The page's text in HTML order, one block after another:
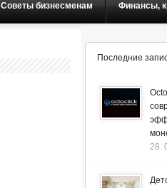
Советы бизнесменам Финансы,
Последние
28.